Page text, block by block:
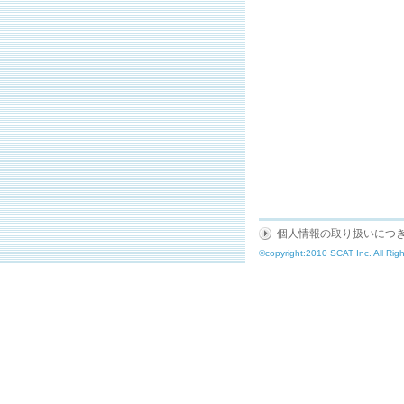
個人情報の取り扱いにつ
©copyright:2010 SCAT Inc. All